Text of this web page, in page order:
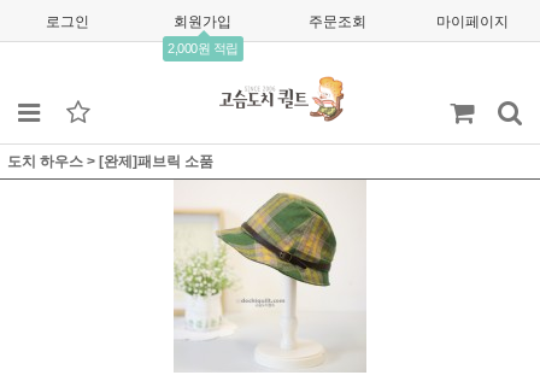
로그인 회원가입
2,000원 적립
주문조회 마이페이지
도치 하우스 > [완제]패브릭 소품